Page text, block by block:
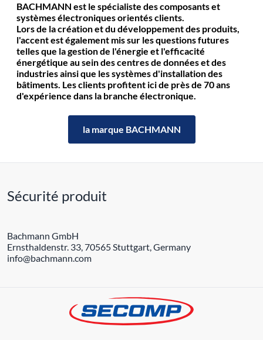
BACHMANN est le spécialiste des composants et
systèmes électroniques orientés clients.
Lors de la création et du développement des produits,
l'accent est également mis sur les questions futures
telles que la gestion de l'énergie et l'efficacité
énergétique au sein des centres de données et des
industries ainsi que les systèmes d'installation des
bâtiments. Les clients profitent ici de près de 70 ans
d'expérience dans la branche électronique.
la marque BACHMANN
Sécurité produit
Bachmann GmbH
Ernsthaldenstr. 33, 70565 Stuttgart, Germany
info@bachmann.com